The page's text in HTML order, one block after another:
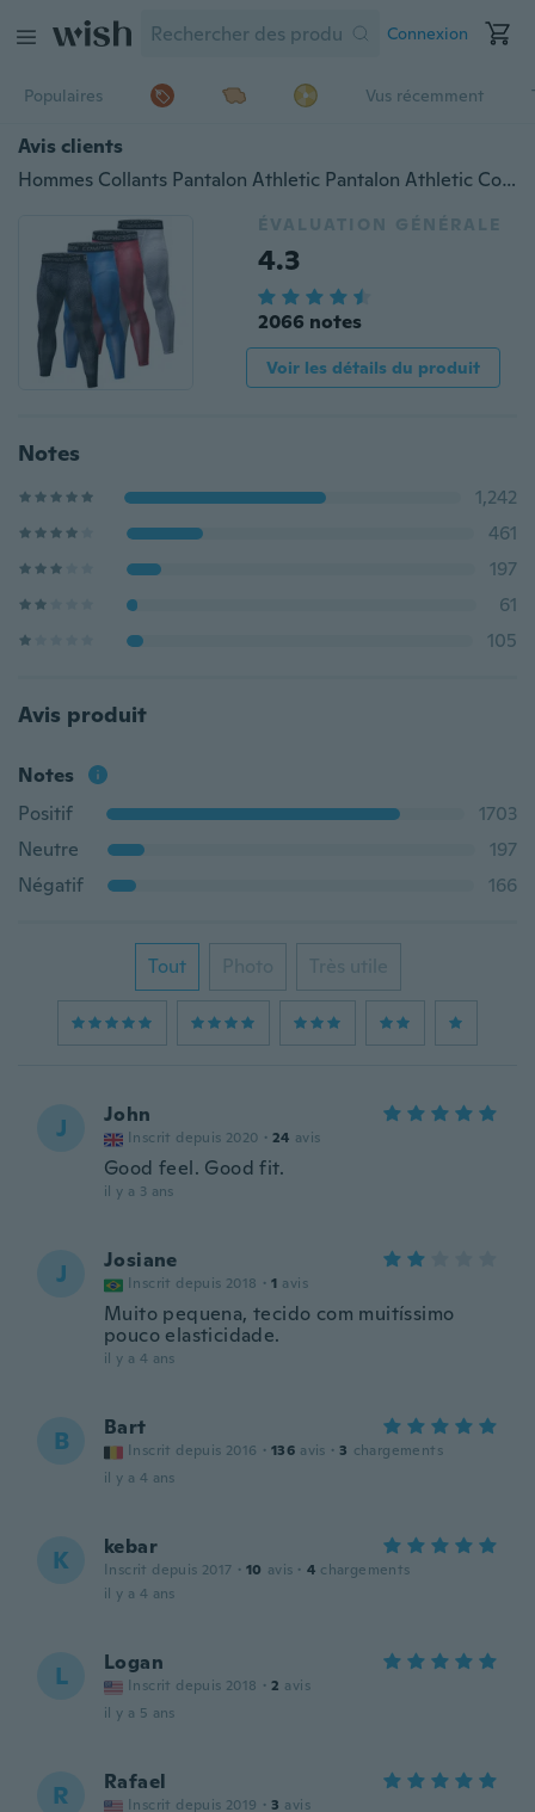
Connexion
Populaires Vus récemment
Avis clients
Hommes Collants Pantalon Athletic Pantalon Athletic Compression Tight Leggings Dry Fit
ÉVALUATION GÉNÉRALE
4.3
2066 notes
Voir les détails du produit
Notes
1,242
461
197
61
105
Avis produit
Notes
Positif
1703
Neutre
197
Négatif
166
Tout Photo Très utile
J John
Inscrit depuis 2020 · 24 avis
Good feel. Good fit.
il y a 3 ans
J Josiane
Inscrit depuis 2018 · 1 avis
Muito pequena, tecido com muitíssimo
pouco elasticidade.
il y a 4 ans
B Bart
Inscrit depuis 2016 · 136 avis · 3 chargements
il y a 4 ans
K kebar
Inscrit depuis 2017 · 10 avis · 4 chargements
il y a 4 ans
L Logan
Inscrit depuis 2018 · 2 avis
il y a 5 ans
R Rafael
Inscrit depuis 2019 · 3 avis